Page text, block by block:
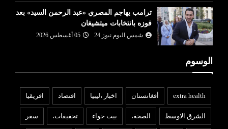
ترامب يهاجم المصري «عبد الرحمن السيد» بعد
فوزه بانتخابات ميتشيغان
شمس اليوم نيوز 24 05 أغسطس 2026
الوسوم
extra health أفغانستان اخبار ،ليبيا افتصاد افريقيا
الشرق الاوسط الصحة، بيت حواء تحقيقات، سفر